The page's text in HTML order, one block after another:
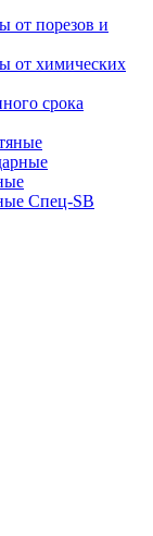
от порезов и
от химических
срока
Спец-SB